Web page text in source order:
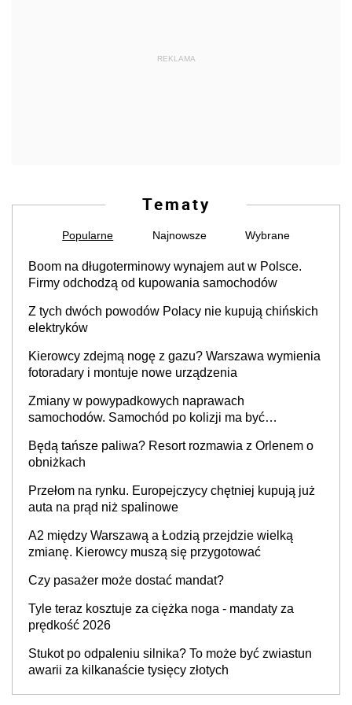
REKLAMA
Tematy
Popularne Najnowsze Wybrane
Boom na długoterminowy wynajem aut w Polsce.
Firmy odchodzą od kupowania samochodów
Z tych dwóch powodów Polacy nie kupują chińskich
elektryków
Kierowcy zdejmą nogę z gazu? Warszawa wymienia
fotoradary i montuje nowe urządzenia
Zmiany w powypadkowych naprawach
samochodów. Samochód po kolizji ma być
producenta
Będą tańsze paliwa? Resort rozmawia z Orlenem o
obniżkach
Przełom na rynku. Europejczycy chętniej kupują już
auta na prąd niż spalinowe
A2 między Warszawą a Łodzią przejdzie wielką
zmianę. Kierowcy muszą się przygotować
Czy pasażer może dostać mandat?
Tyle teraz kosztuje za ciężka noga - mandaty za
prędkość 2026
Stukot po odpaleniu silnika? To może być zwiastun
awarii za kilkanaście tysięcy złotych